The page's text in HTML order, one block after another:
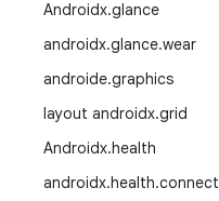
Androidx.glance
androidx.glance.wear
androide.graphics
layout androidx.grid
Androidx.health
androidx.health.connect